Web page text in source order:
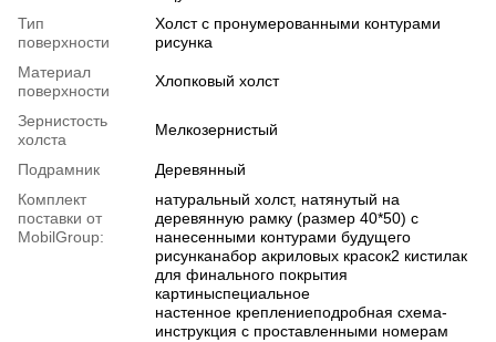
Тип
поверхности
Холст с пронумерованными контурами
рисунка
Материал
поверхности
Хлопковый холст
Зернистость
холста
Мелкозернистый
Подрамник
Деревянный
Комплект
поставки от
MobilGroup:
натуральный холст, натянутый на
деревянную рамку (размер 40*50) с
нанесенными контурами будущего
рисунканабор акриловых красок2 кистилак
для финального покрытия
картиныспециальное
настенное креплениеподробная схема-
инструкция с проставленными номерам